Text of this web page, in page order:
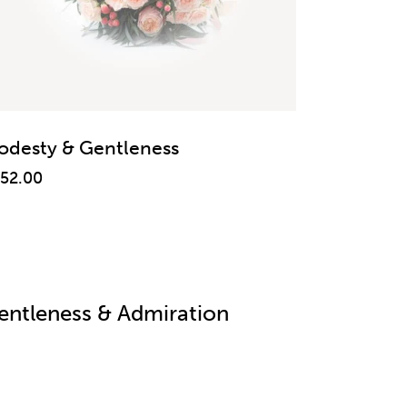
& Gentleness
& Admiration